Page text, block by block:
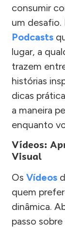
consumir
um desafio.
Podcasts
lugar, a
trazem
histórias
dicas
a maneira
enquanto
Vídeos:
Visual
Os Vídeos
quem
dinâmica.
passo